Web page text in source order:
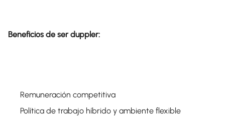
Beneficios de ser duppler:
Remuneración competitiva
Política de trabajo híbrido y ambiente flexible